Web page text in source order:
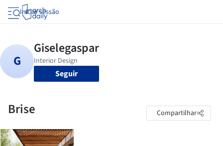
Iniciar sessão
Seguir
Brise Compartilhar